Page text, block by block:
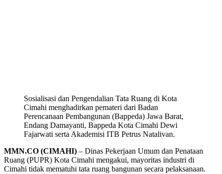
Sosialisasi dan Pengendalian Tata Ruang di Kota
Cimahi menghadirkan pemateri dari Badan
Perencanaan Pembangunan (Bappeda) Jawa Barat,
Endang Damayanti, Bappeda Kota Cimahi Dewi
Fajarwati serta Akademisi ITB Petrus Natalivan.
MMN.CO (CIMAHI) – Dinas Pekerjaan Umum dan Penataan
Ruang (PUPR) Kota Cimahi mengakui, mayoritas industri di
Cimahi tidak mematuhi tata ruang bangunan secara pelaksanaan.